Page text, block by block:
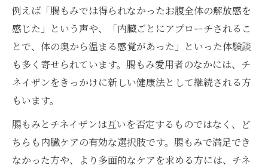
例えば「腸もみでは得られなかったお腹全体の解放感を
感じた」という声や、「内臓ごとにアプローチされるこ
とで、体の奥から温まる感覚があった」といった体験談
も多く寄せられています。腸もみ愛用者のなかには、チ
ネイザンをきっかけに新しい健康法として継続される方
もいます。
腸もみとチネイザンは互いを否定するものではなく、ど
ちらも内臓ケアの有効な選択肢です。腸もみで満足でき
なかった方や、より多面的なケアを求める方には、チネ